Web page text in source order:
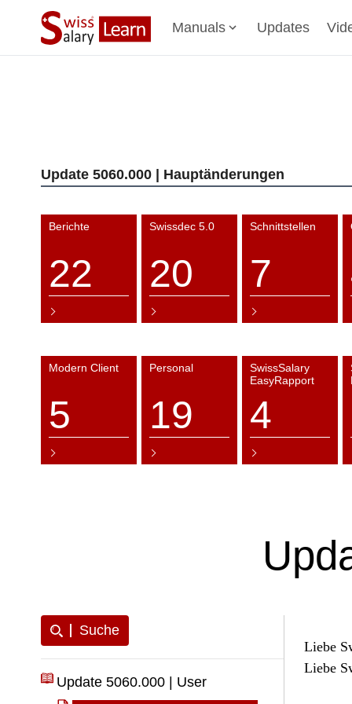
Manuals Updates
Update 5060.000 | Hauptänderungen
Berichte
22
Swissdec 5.0
20
Schnittstellen
7
Modern Client
5
Personal
19
SwissSalary
EasyRapport
4